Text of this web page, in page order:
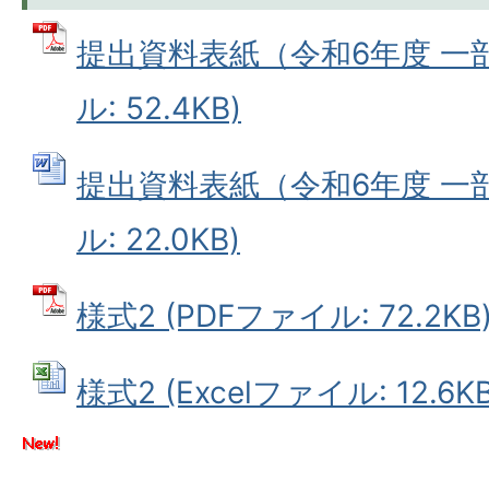
提出資料表紙（令和6年度 一
ル: 52.4KB)
提出資料表紙（令和6年度 一
ル: 22.0KB)
様式2 (PDFファイル:
様式2 (Excelファイル: